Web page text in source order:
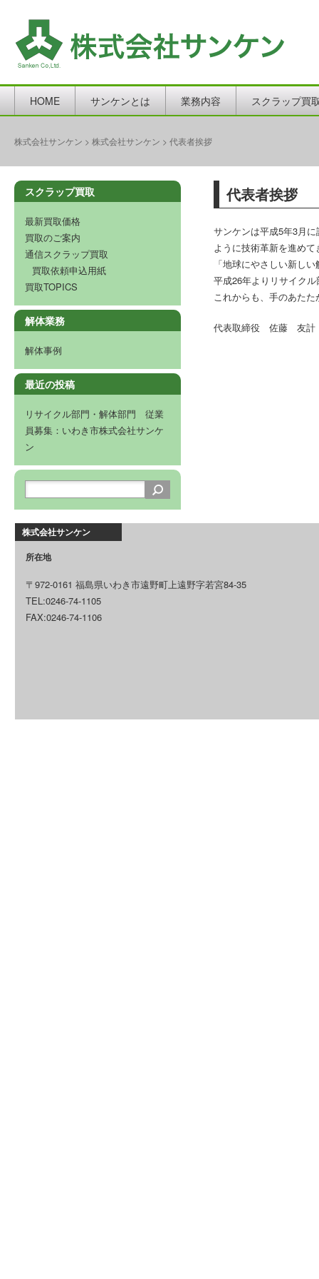
HOME サンケンとは 業務内容 スクラップ買
株式会社サンケン > 株式会社サンケン > 代表者挨拶
代表者挨拶
サンケンは平成5年3月
ように技術革新を進めて
「地球にやさしい新し
平成26年よりリサイク
これからも、手のあた
代表取締役 佐藤 友計
スクラップ買取
最新買取価格
買取のご案内
通信スクラップ買取
買取依頼申込用紙
買取TOPICS
解体業務
解体事例
最近の投稿
リサイクル部門・解体部門 従業
員募集：いわき市株式会社サンケ
ン
株式会社サンケン
所在地
〒972-0161 福島県いわき市遠野町上遠野字若宮84-35
TEL:0246-74-1105
FAX:0246-74-1106